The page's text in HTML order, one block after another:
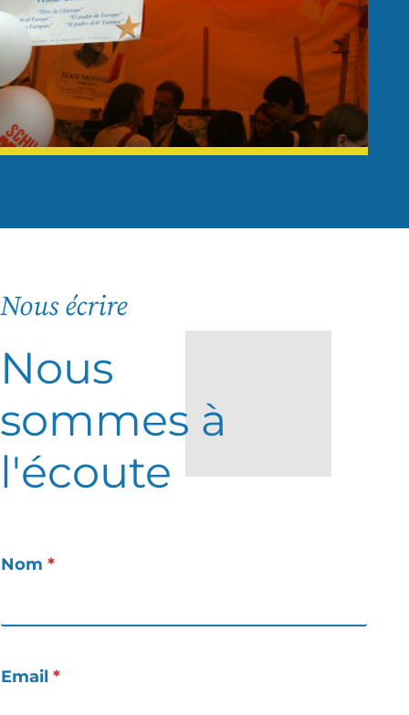
Nous écrire
Nous
sommes à
l'écoute
Nom *
Email *